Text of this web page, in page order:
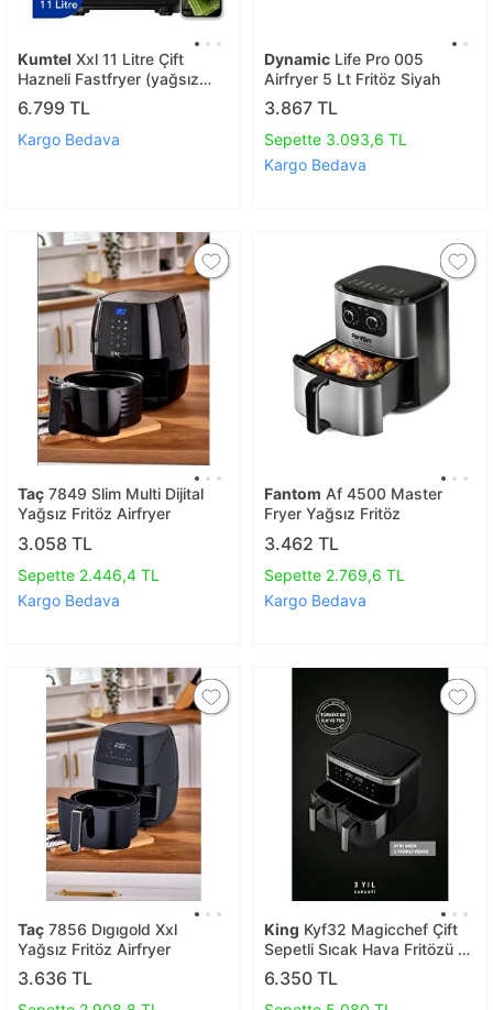
Kumtel Xxl 11 Litre Çift
Hazneli Fastfryer (yağsız
Fritöz Airfryer ) Haf-11
6.799 TL
Kargo Bedava
Dynamic Life Pro 005
Airfryer 5 Lt Fritöz Siyah
3.867 TL
Sepette 3.093,6 TL
Kargo Bedava
Taç 7849 Slim Multi Dijital
Yağsız Fritöz Airfryer
3.058 TL
Sepette 2.446,4 TL
Kargo Bedava
Fantom Af 4500 Master
Fryer Yağsız Fritöz
3.462 TL
Sepette 2.769,6 TL
Kargo Bedava
Taç 7856 Dıgıgold Xxl
Yağsız Fritöz Airfryer
3.636 TL
King Kyf32 Magicchef Çift
Sepetli Sıcak Hava Fritözü 8
Litre
6.350 TL